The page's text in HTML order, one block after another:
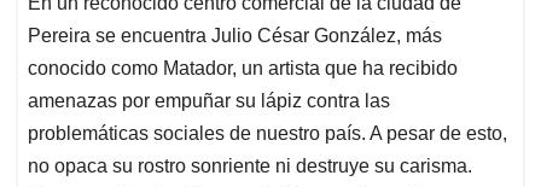
s
A
p
p
b
o
o
k
e
d
I
n
l
a
d
s
Pereira se encuentra Julio César González, más
conocido como Matador, un artista que ha recibido
amenazas por empuñar su lápiz contra las
problemáticas sociales de nuestro país. A pesar de esto,
no opaca su rostro sonriente ni destruye su carisma.